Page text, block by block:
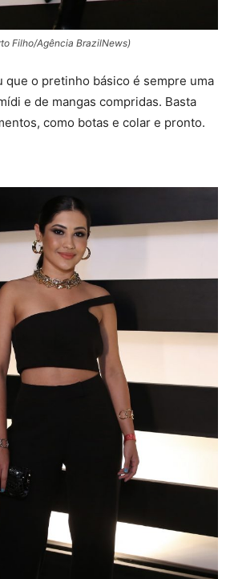
Filho/Agência BrazilNews)
que o pretinho básico é sempre uma
e de mangas compridas. Basta
como botas e colar e pronto.